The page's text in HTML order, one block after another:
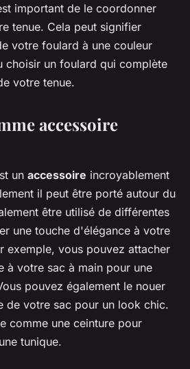
important de le coordonner
tenue. Cela peut signifier
votre foulard à une couleur
choisir un foulard qui complète
votre tenue.
accessoire
un accessoire incroyablement
il peut être porté autour du
être utilisé de différentes
une touche d'élégance à votre
exemple, vous pouvez attacher
à votre sac à main pour une
pouvez également le nouer
de votre sac pour un look chic.
comme une ceinture pour
tunique.